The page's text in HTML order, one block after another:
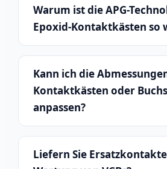
Warum ist die APG-
Epoxid-Kontaktkästen so
Kann ich die
Kontaktkästen oder
anpassen?
Liefern Sie